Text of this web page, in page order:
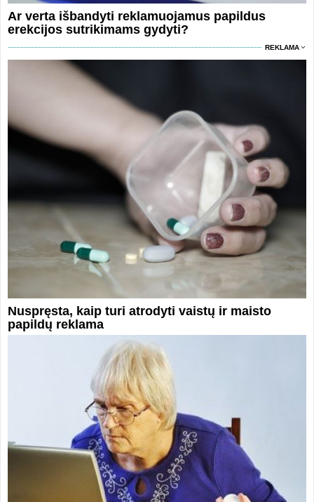
Ar verta išbandyti reklamuojamus papildus
erekcijos sutrikimams gydyti?
REKLAMA
Nuspręsta, kaip turi atrodyti vaistų ir maisto
papildų reklama